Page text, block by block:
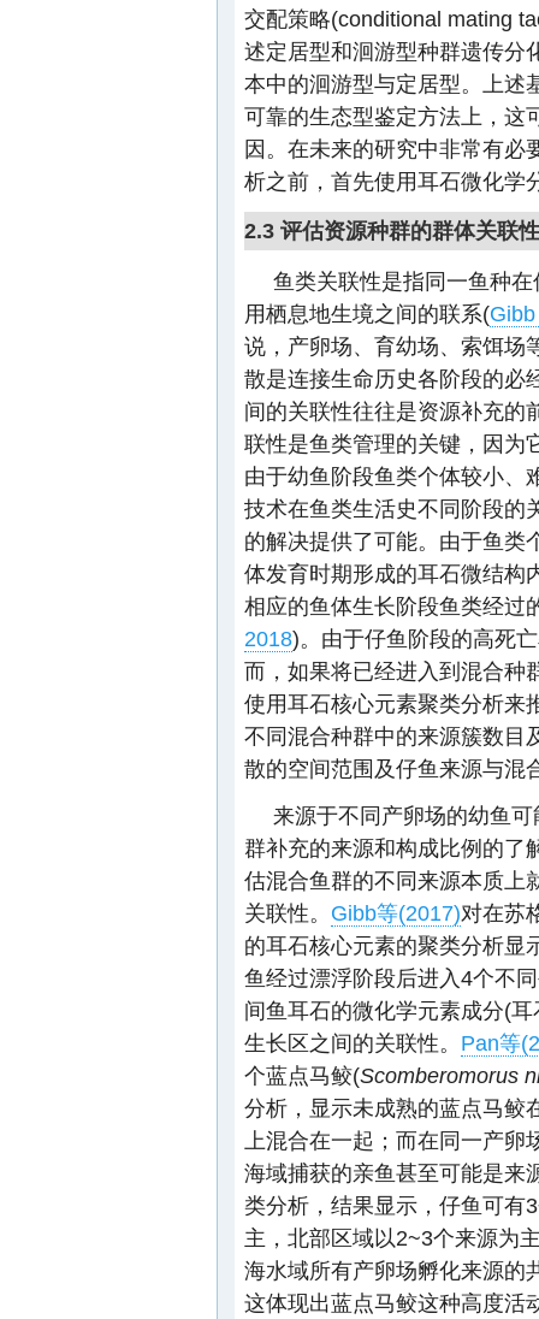
交配策略(conditional mating
述定居型和洄游型种群遗传分
本中的洄游型与定居型。上述
可靠的生态型鉴定方法上，这
因。在未来的研究中非常有必
析之前，首先使用耳石微化学
2.3 评估资源种群的群体关联性
鱼类关联性是指同一鱼种
用栖息地生境之间的联系(
说，产卵场、育幼场、索饵场
散是连接生命历史各阶段的必
间的关联性往往是资源补充的
联性是鱼类管理的关键，因为
由于幼鱼阶段鱼类个体较小、
技术在鱼类生活史不同阶段的
的解决提供了可能。由于鱼类
体发育时期形成的耳石微结构
相应的鱼体生长阶段鱼类经过
2018)。由于仔鱼阶段的高死
而，如果将已经进入到混合种
使用耳石核心元素聚类分析来
不同混合种群中的来源簇数目
散的空间范围及仔鱼来源与混
来源于不同产卵场的幼鱼
群补充的来源和构成比例的了
估混合鱼群的不同来源本质上
关联性。 Gibb等(2017)对在苏
的耳石核心元素的聚类分析显
鱼经过漂浮阶段后进入4个不
间鱼耳石的微化学元素成分(
生长区之间的关联性。 Pan等
个蓝点马鲛(Scomberomorus
分析，显示未成熟的蓝点马鲛
上混合在一起；而在同一产
海域捕获的亲鱼甚至可能是来
类分析，结果显示，仔鱼可有
主，北部区域以2~3个来源为
海水域所有产卵场孵化来源的
这体现出蓝点马鲛这种高度活